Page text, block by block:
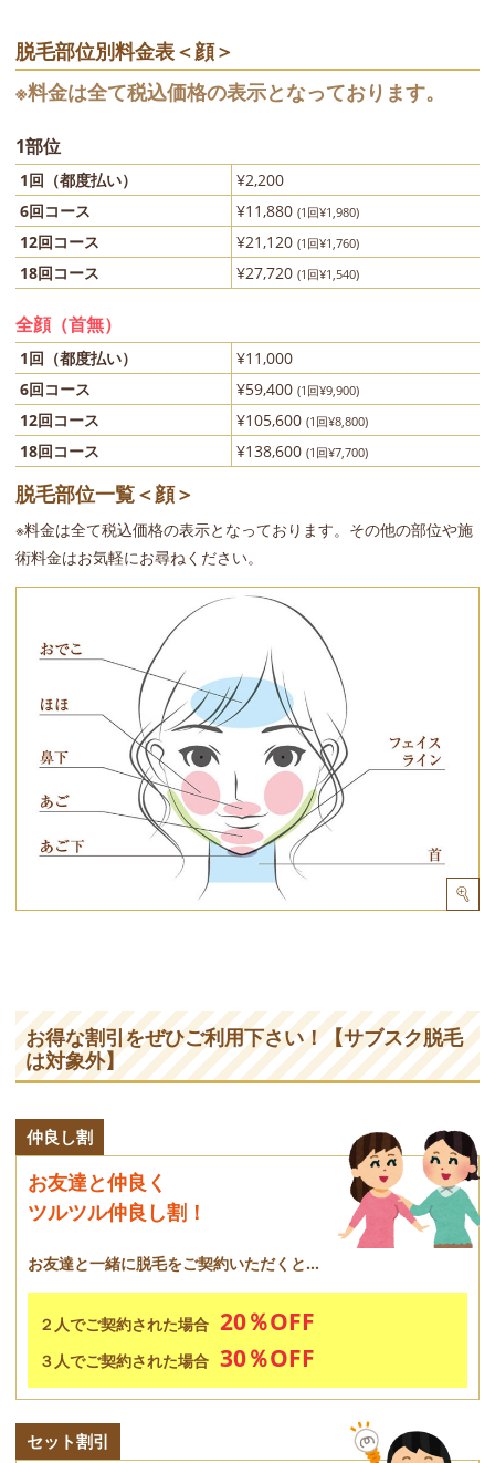
脱毛部位別料金表＜顔＞
※料金は全て税込価格の表示となっております。
1部位
1回（都度払い）
¥2,200
6回コース
¥11,880 (1回¥1,980)
12回コース ¥21,120 (1回¥1,760)
18回コース ¥27,720 (1回¥1,540)
全顔（首無）
1回（都度払い）
¥11,000
6回コース
¥59,400 (1回¥9,900)
12回コース ¥105,600 (1回¥8,800)
18回コース ¥138,600 (1回¥7,700)
脱毛部位一覧＜顔＞
※料金は全て税込価格の表示となっております。その他の部位や施
術料金はお気軽にお尋ねください。
お得な割引をぜひご利用下さい！【サブスク脱毛
は対象外】
仲良し割
お友達と仲良く
ツルツル仲良し割！
お友達と一緒に脱毛をご契約いただくと...
２人でご契約された場合 20％OFF
３人でご契約された場合 30％OFF
セット割引